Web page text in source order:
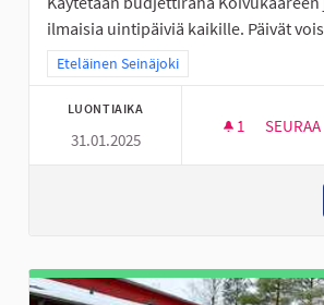
ilmaisia uintipäiviä kaikille. Päivät
Rajaa tulokset teeman mukaan: Eteläinen
Eteläinen Seinäjoki
LUONTIAIKA
31.01.2025
1 1
SEURAA